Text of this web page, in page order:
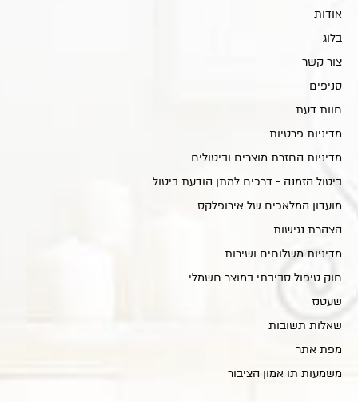
אודות
בלוג
צור קשר
סניפים
חוות דעת
מדיניות פרטיות
מדיניות החזרת מוצרים וביטולים
ביטול הזמנה - דרכים למתן הודעת ביטול
מועדון המלאכים של אירופלקס
הצהרת נגישות
מדיניות משלוחים ושירות
חוק טיפול סביבתי במוצר חשמלי
שעטנז
שאלות תשובות
מפת אתר
משמעות תו אמון הציבור